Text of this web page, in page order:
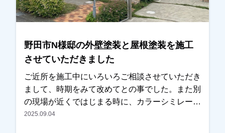
様、まずはご相談からでも大丈夫です！現地調
査、お見積りはもちろん無料にて行っておりま
ンも取り扱っておりますので、ご遠慮なくお申し
つけください！お待ちしております！
野田市N様邸の外壁塗装と屋根塗装を施工
させていただきました
ご近所を施工中にいろいろご相談させていただき
まして、時期をみて改めてとの事でした。また別
の現場が近くではじまる時に、カラーシミレーシ
ョンをお持ちしご提案させていただきました。時
2025.09.04